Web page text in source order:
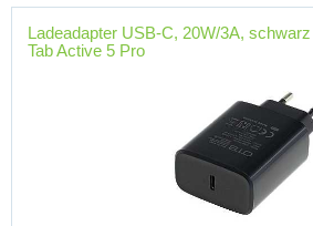
Ladeadapter USB-C, 20W/3A,
Tab Active 5 Pro